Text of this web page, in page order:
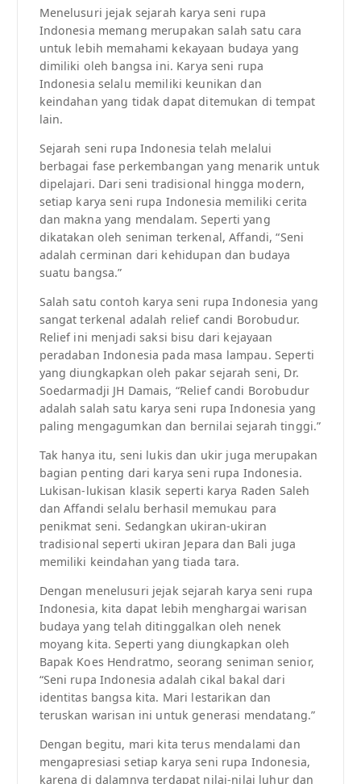
Menelusuri jejak sejarah karya seni rupa
Indonesia memang merupakan salah satu cara
untuk lebih memahami kekayaan budaya yang
dimiliki oleh bangsa ini. Karya seni rupa
Indonesia selalu memiliki keunikan dan
keindahan yang tidak dapat ditemukan di tempat
lain.
Sejarah seni rupa Indonesia telah melalui
berbagai fase perkembangan yang menarik untuk
dipelajari. Dari seni tradisional hingga modern,
setiap karya seni rupa Indonesia memiliki cerita
dan makna yang mendalam. Seperti yang
dikatakan oleh seniman terkenal, Affandi, “Seni
adalah cerminan dari kehidupan dan budaya
suatu bangsa.”
Salah satu contoh karya seni rupa Indonesia yang
sangat terkenal adalah relief candi Borobudur.
Relief ini menjadi saksi bisu dari kejayaan
peradaban Indonesia pada masa lampau. Seperti
yang diungkapkan oleh pakar sejarah seni, Dr.
Soedarmadji JH Damais, “Relief candi Borobudur
adalah salah satu karya seni rupa Indonesia yang
paling mengagumkan dan bernilai sejarah tinggi.”
Tak hanya itu, seni lukis dan ukir juga merupakan
bagian penting dari karya seni rupa Indonesia.
Lukisan-lukisan klasik seperti karya Raden Saleh
dan Affandi selalu berhasil memukau para
penikmat seni. Sedangkan ukiran-ukiran
tradisional seperti ukiran Jepara dan Bali juga
memiliki keindahan yang tiada tara.
Dengan menelusuri jejak sejarah karya seni rupa
Indonesia, kita dapat lebih menghargai warisan
budaya yang telah ditinggalkan oleh nenek
moyang kita. Seperti yang diungkapkan oleh
Bapak Koes Hendratmo, seorang seniman senior,
“Seni rupa Indonesia adalah cikal bakal dari
identitas bangsa kita. Mari lestarikan dan
teruskan warisan ini untuk generasi mendatang.”
Dengan begitu, mari kita terus mendalami dan
mengapresiasi setiap karya seni rupa Indonesia,
karena di dalamnya terdapat nilai-nilai luhur dan